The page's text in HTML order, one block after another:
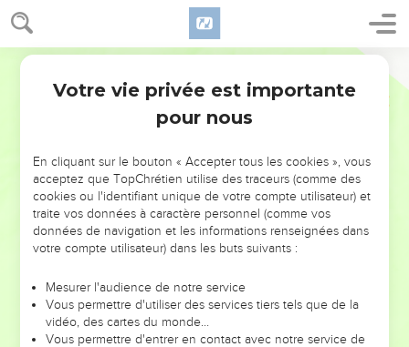
NE MANQUEZ PAS L’ÉVÉNEMENT
DE L’ANNÉE !
ET SI LEURS ERREURS POUVAIENT VOUS ÉVITER LES
VOTRES ?
leur foi ou leur vision. Mais on voit moins les doutes, les erreurs
et les saisons difficiles qu'ils ont traversés, alors même que ce
sont elles qui les ont façonnés.
Votre vie privée est importante
pour nous
En cliquant sur le bouton « Accepter tous les cookies », vous
acceptez que TopChrétien utilise des traceurs (comme des
cookies ou l'identifiant unique de votre compte utilisateur) et
traite vos données à caractère personnel (comme vos
données de navigation et les informations renseignées dans
votre compte utilisateur) dans les buts suivants :
Mesurer l'audience de notre service
Vous permettre d'utiliser des services tiers tels que de la
vidéo, des cartes du monde…
Vous permettre d'entrer en contact avec notre service de